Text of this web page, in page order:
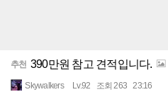
추천 390만원 참고 견적입니다.
Skywalkers Lv.92 조회 263 23:16